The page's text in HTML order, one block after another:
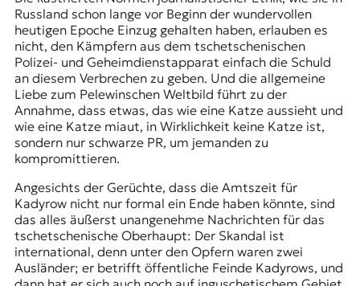
Russland schon lange vor Beginn der wundervollen
heutigen Epoche Einzug gehalten haben, erlauben es
nicht, den Kämpfern aus dem tschetschenischen
Polizei- und Geheimdienstapparat einfach die Schuld
an diesem Verbrechen zu geben. Und die allgemeine
Liebe zum PelewinschenWeltbild führt zu der
Annahme, dass etwas, das wie eine Katze aussieht und
wie eine Katze miaut, in Wirklichkeit keine Katze ist,
sondern nur schwarze PR, um jemanden zu
kompromittieren.
Angesichts der Gerüchte, dass die Amtszeit für
Kadyrow nicht nur formal ein Ende haben könnte, sind
das alles äußerst unangenehme Nachrichten für das
tschetschenische Oberhaupt: Der Skandal ist
international, denn unter den Opfern waren zwei
Ausländer; er betrifft öffentliche Feinde Kadyrows, und